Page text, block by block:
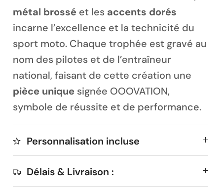
métal brossé et les accents dorés
incarne l’excellence et la technicité du
sport moto. Chaque trophée est gravé au
nom des pilotes et de l’entraîneur
national, faisant de cette création une
pièce unique signée OOOVATION,
symbole de réussite et de performance.
Personnalisation incluse
Délais & Livraison :